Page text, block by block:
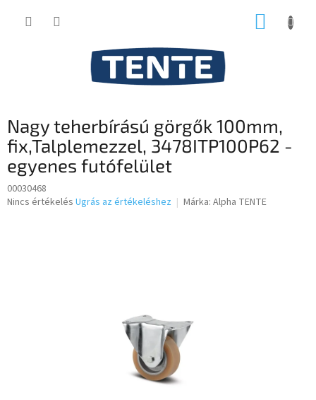
KOSÁR
Nagy teherbírású görgők 100mm,
fix,Talplemezzel, 3478ITP100P62 -
egyenes futófelület
00030468
A
Nincs értékelés Ugrás az értékeléshez Márka: Alpha TENTE